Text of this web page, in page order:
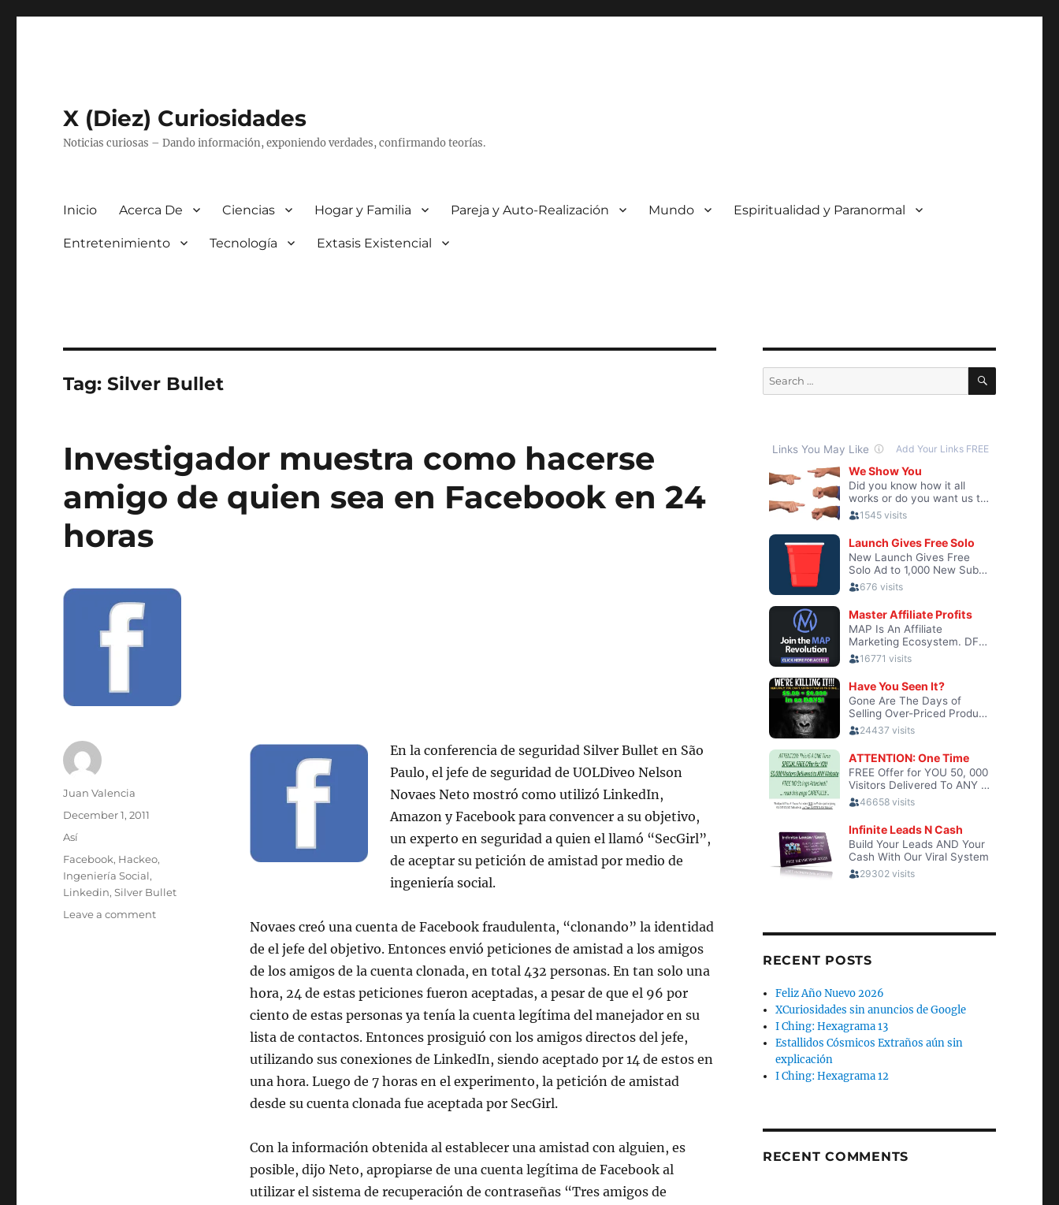
X (Diez) Curiosidades
Noticias curiosas – Dando información, exponiendo verdades, confirmando teorías.
Inicio Acerca De Ciencias Hogar y Familia Pareja y Auto-Realización Mundo Espiritualidad y Paranormal
Entretenimiento Tecnología Extasis Existencial
Tag:Silver Bullet
Investigador muestra como hacerse
amigo de quien sea en Facebook en 24
horas
En la conferencia de seguridad Silver Bullet en São
Paulo, el jefe de seguridad de UOLDiveo Nelson
Novaes Neto mostró como utilizó LinkedIn,
Amazon y Facebook para convencer a su objetivo,
un experto en seguridad a quien el llamó “SecGirl”,
de aceptar su petición de amistad por medio de
ingeniería social.
Novaes creó una cuenta de Facebook fraudulenta, “clonando” la identidad
de el jefe del objetivo. Entonces envió peticiones de amistad a los amigos
de los amigos de la cuenta clonada, en total 432 personas. En tan solo una
hora, 24 de estas peticiones fueron aceptadas, a pesar de que el 96 por
ciento de estas personas ya tenía la cuenta legítima del manejador en su
lista de contactos. Entonces prosiguió con los amigos directos del jefe,
utilizando sus conexiones de LinkedIn, siendo aceptado por 14 de estos en
una hora. Luego de 7 horas en el experimento, la petición de amistad
desde su cuenta clonada fue aceptada por SecGirl.
Con la información obtenida al establecer una amistad con alguien, es
posible, dijo Neto, apropiarse de una cuenta legítima de Facebook al
utilizar el sistema de recuperación de contraseñas “Tres amigos de
Author
Juan Valencia
Posted
December 1, 2011
Categories
Así
Tags
Facebook, Hackeo,
Ingeniería Social,
Linkedin,Silver Bullet
Leave a commenton
Search
for:
SEARCH
RECENT POSTS
Feliz Año Nuevo 2026
XCuriosidades sin anuncios de Google
I Ching: Hexagrama 13
Estallidos Cósmicos Extraños aún sin
explicación
I Ching: Hexagrama 12
RECENT COMMENTS